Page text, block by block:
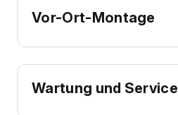
Vor-Ort-Montage
Wartung und Service